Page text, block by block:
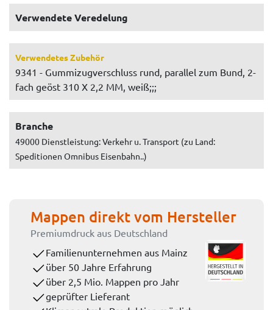
Verwendete Veredelung
Verwendetes Zubehör
9341 - Gummizugverschluss rund, parallel zum Bund, 2-
fach geöst 310 X 2,2 MM, weiß;;;
Branche
49000 Dienstleistung: Verkehr u. Transport (zu Land:
Speditionen Omnibus Eisenbahn..)
Mappen direkt vom Hersteller
Premiumdruck aus Deutschland
Familienunternehmen aus Mainz
über 50 Jahre Erfahrung
über 2,5 Mio. Mappen pro Jahr
geprüfter Lieferant